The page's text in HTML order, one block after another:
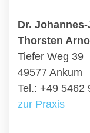
Dr.
Thorsten
Tiefer Weg 39
49577 Ankum
Tel.: +49 5462
zur Praxis